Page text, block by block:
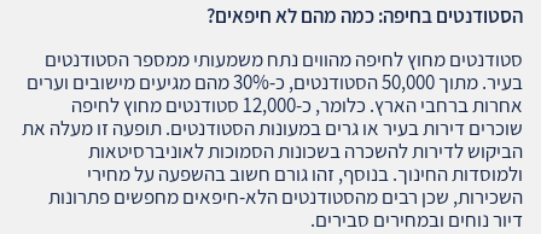
הסטודנטים בחיפה: כמה מהם לא חיפאים?
סטודנטים מחוץ לחיפה מהווים נתח משמעותי ממספר הסטודנטים
בעיר. מתוך 50,000 הסטודנטים, כ-30% מהם מגיעים מישובים וערים
אחרות ברחבי הארץ. כלומר, כ-12,000 סטודנטים מחוץ לחיפה
שוכרים דירות בעיר או גרים במעונות הסטודנטים. תופעה זו מעלה את
הביקוש לדירות להשכרה בשכונות הסמוכות לאוניברסיטאות
ולמוסדות החינוך. בנוסף, זהו גורם חשוב בהשפעה על מחירי
השכירות, שכן רבים מהסטודנטים הלא-חיפאים מחפשים פתרונות
דיור נוחים ובמחירים סבירים.